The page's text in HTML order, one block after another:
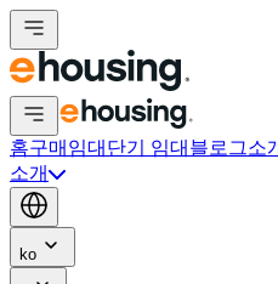
홈구매 임대 단기 임대 블로그소
소개
ko